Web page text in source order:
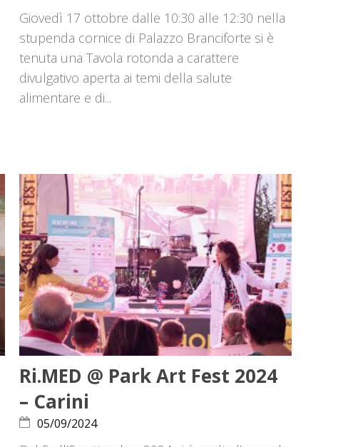
Giovedì 17 ottobre dalle 10:30 alle 12:30 nella
stupenda cornice di Palazzo Branciforte si è
tenuta una Tavola rotonda a carattere
divulgativo aperta ai temi della salute
alimentare e di...
Ri.MED @ Park Art Fest 2024
– Carini
05/09/2024